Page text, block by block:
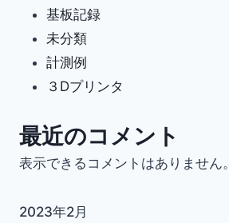
基板記録
未分類
計測例
３Dプリンタ
最近のコメント
表示できるコメントはありません。
2023年2月